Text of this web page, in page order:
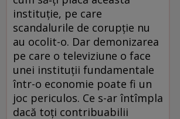
instituție, pe care
scandalurile de corupție nu
au ocolit-o. Dar demonizarea
pe care o televiziune o face
unei instituții fundamentale
într-o economie poate fi un
joc periculos. Ce s-ar întîmpla
dacă toți contribuabilii